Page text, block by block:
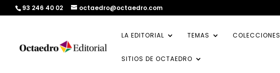
93 246 40 02 octaedro@octaedro.com
LA EDITORIAL TEMAS COLECCIONES
SITIOS DE OCTAEDRO